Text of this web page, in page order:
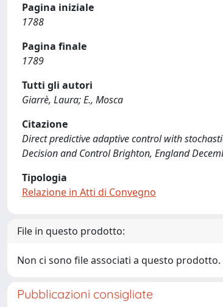
Pagina iniziale
1788
Pagina finale
1789
Tutti gli autori
Giarrè, Laura; E., Mosca
Citazione
Direct predictive adaptive control with
Decision and Control Brighton, England
Tipologia
Relazione in Atti di Convegno
File in questo prodotto:
Non ci sono file associati a questo prodotto.
Pubblicazioni consigliate